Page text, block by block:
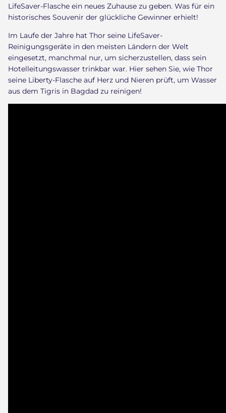
LifeSaver-Flasche ein neues Zuhause zu geben. Was für ein
historisches Souvenir der glückliche Gewinner erhielt!
Im Laufe der Jahre hat Thor seine LifeSaver-
Reinigungsgeräte in den meisten Ländern der Welt
eingesetzt, manchmal nur, um sicherzustellen, dass sein
Hotelleitungswasser trinkbar war. Hier sehen Sie, wie Thor
seine Liberty-Flasche auf Herz und Nieren prüft, um Wasser
aus dem Tigris in Bagdad zu reinigen!